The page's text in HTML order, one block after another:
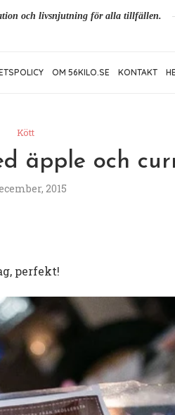
och livsnjutning för alla tillfällen.
OM 56KILO.SE KONTAKT
Kött
äpple och
2015
perfekt!